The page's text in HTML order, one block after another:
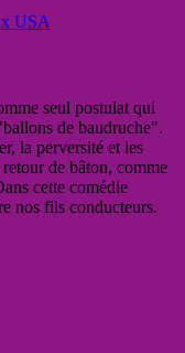
USA
seul postulat qui
de baudruche".
la perversité et les
de bâton, comme
cette comédie
nos fils conducteurs.